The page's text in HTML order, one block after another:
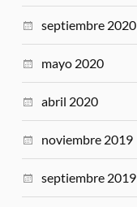
septiembre 2020
mayo 2020
abril 2020
noviembre 2019
septiembre 2019